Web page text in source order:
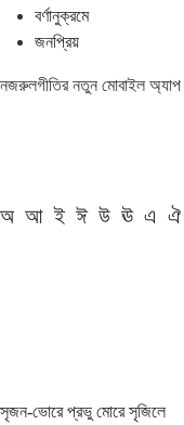
বর্ণানুক্রমে
জনপ্রিয়
নজরুলগীতির নতুন মোবাইল
অ আ ই ঈ উ ঊ এ ঐ
সৃজন-ভোরে প্রভু মোরে সৃজিলে